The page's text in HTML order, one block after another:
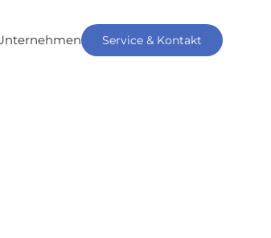
Service & Kontakt